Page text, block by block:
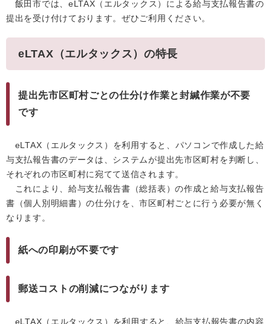
飯田市では、eLTAX（エルタックス）による給与支払報告書の
提出を受け付けております。ぜひご利用ください。
eLTAX（エルタックス）の特長
提出先市区町村ごとの仕分け作業と封緘作業が不要
です
eLTAX（エルタックス）を利用すると、パソコンで作成した給
与支払報告書のデータは、システムが提出先市区町村を判断し、
それぞれの市区町村に宛てて送信されます。
これにより、給与支払報告書（総括表）の作成と給与支払報告
書（個人別明細書）の仕分けを、市区町村ごとに行う必要が無く
なります。
紙への印刷が不要です
郵送コストの削減につながります
eLTAX（エルタックス）を利用すると、給与支払報告書の内容